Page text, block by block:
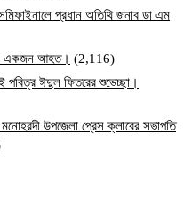
প্রধান অতিথি জনাব ডা এম
একজন আহত। (2,116)
পবিত্র ঈদুল ফিতরের শুভেচ্ছা।
উপজেলা প্রেস ক্লাবের সভাপতি